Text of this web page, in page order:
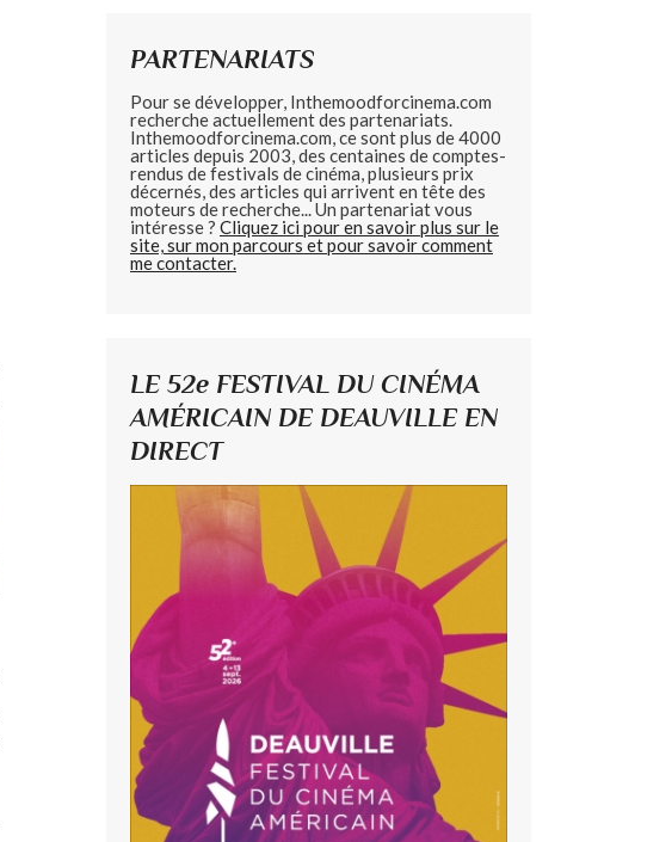
PARTENARIATS
Pour se développer, Inthemoodforcinema.com
recherche actuellement des partenariats.
Inthemoodforcinema.com, ce sont plus de 4000
articles depuis 2003, des centaines de comptes-
rendus de festivals de cinéma, plusieurs prix
décernés, des articles qui arrivent en tête des
moteurs de recherche... Un partenariat vous
intéresse ? Cliquez ici pour en savoir plus sur le
site, sur mon parcours et pour savoir comment
me contacter.
LE 52e FESTIVAL DU CINÉMA
AMÉRICAIN DE DEAUVILLE EN
DIRECT